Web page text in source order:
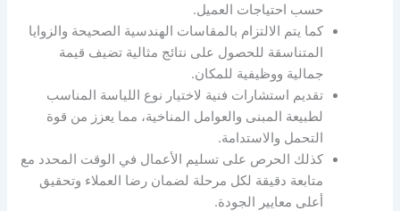
حسب احتياجات العميل.
كما يتم الالتزام بالمقاسات الهندسية الصحيحة والزوايا
المتناسقة للحصول على نتائج مثالية تضيف قيمة
جمالية ووظيفية للمكان.
تقديم استشارات فنية لاختيار نوع اللياسة المناسب
لطبيعة المبنى والعوامل المناخية، مما يعزز من قوة
التحمل والاستدامة.
كذلك الحرص على تسليم الأعمال في الوقت المحدد مع
متابعة دقيقة لكل مرحلة لضمان رضا العملاء وتحقيق
أعلى معايير الجودة.